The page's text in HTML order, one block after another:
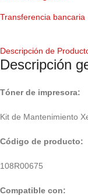
Transferencia bancaria
Descripción de
Descripción
Tóner de impresora:
Kit de Mantenimiento
Código de producto:
108R00675
Compatible con: